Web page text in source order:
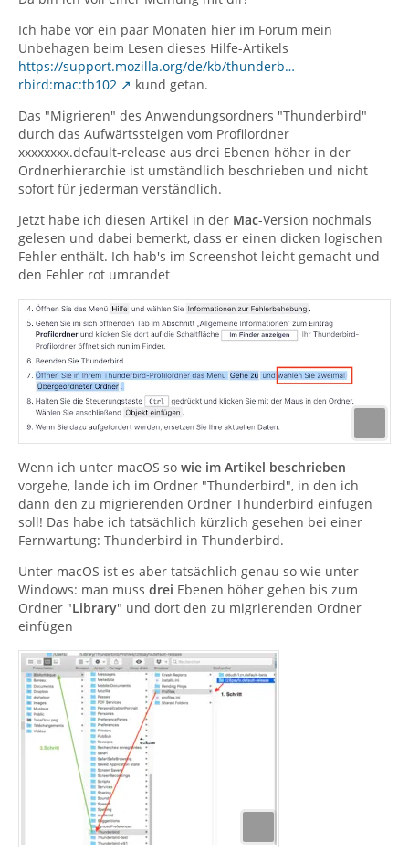
Ich habe vor ein paar Monaten hier im Forum mein
Unbehagen beim Lesen dieses Hilfe-Artikels
https://support.mozilla.org/de/kb/thunderb…
rbird:mac:tb102
kund getan.
Das "Migrieren" des Anwendungsordners "Thunderbird"
durch das Aufwärtssteigen vom Profilordner
xxxxxxxx.default-release aus drei Ebenen höher in der
Ordnerhierarchie ist umständlich beschrieben und nicht
sofort für jederman verständlich.
Jetzt habe ich diesen Artikel in der Mac-Version nochmals
gelesen und dabei bemerkt, dass er einen dicken logischen
Fehler enthält. Ich hab's im Screenshot leicht gemacht und
den Fehler rot umrandet
Wenn ich unter macOS so wie im Artikel beschrieben
vorgehe, lande ich im Ordner "Thunderbird", in den ich
dann den zu migrierenden Ordner Thunderbird einfügen
soll! Das habe ich tatsächlich kürzlich gesehen bei einer
Fernwartung: Thunderbird in Thunderbird.
Unter macOS ist es aber tatsächlich genau so wie unter
Windows: man muss drei Ebenen höher gehen bis zum
Ordner "Library" und dort den zu migrierenden Ordner
einfügen